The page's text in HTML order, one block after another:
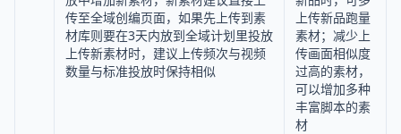
传至全域创编页面，如果先上传到素
材库则要在3天内放到全域计划里投放
上传新素材时，建议上传频次与视频
数量与标准投放时保持相似
上传新品跑量
素材；减少上
传画面相似度
过高的素材，
可以增加多种
丰富脚本的素
材